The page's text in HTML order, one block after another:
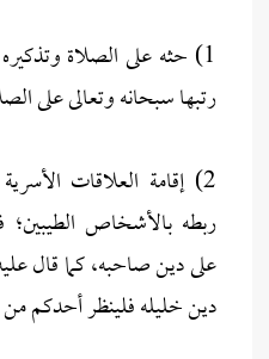
1) حثه على الصلاة
رتبها سبحانه وتعالى على
2) إقامة العلاقات
ربطه بالأشخاص
على دين صاحبه، كما قال
دين خليله فلينظر أحدكم